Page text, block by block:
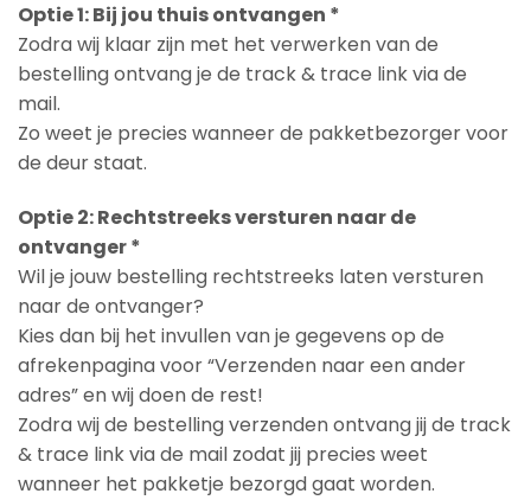
Optie 1: Bij jou thuis ontvangen *
Zodra wij klaar zijn met het verwerken van de
bestelling ontvang je de track & trace link via de
mail.
Zo weet je precies wanneer de pakketbezorger voor
de deur staat.
Optie 2: Rechtstreeks versturen naar de
ontvanger *
Wil je jouw bestelling rechtstreeks laten versturen
naar de ontvanger?
Kies dan bij het invullen van je gegevens op de
afrekenpagina voor “Verzenden naar een ander
adres” en wij doen de rest!
Zodra wij de bestelling verzenden ontvang jij de track
& trace link via de mail zodat jij precies weet
wanneer het pakketje bezorgd gaat worden.